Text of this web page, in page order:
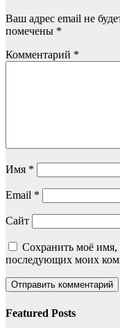
Ваш адрес email не
помечены *
Комментарий *
Имя *
Email *
Сайт
Сохранить моё имя,
последующих моих
Featured Posts